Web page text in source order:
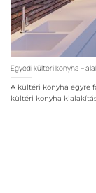
Egyedi kültéri konyha –
A kültéri konyha egyre
kültéri konyha